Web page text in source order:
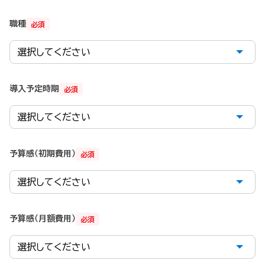
必須
職種
必須
導入予定時期
必須
予算感（初期費用）
必須
予算感（月額費用）